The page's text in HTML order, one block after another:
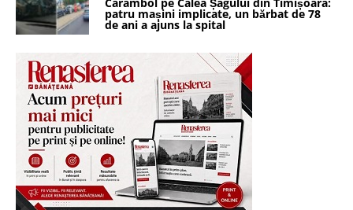
patru mașini implicate, un bărbat de 78
de ani a ajuns la spital